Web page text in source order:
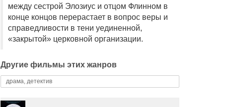
между сестрой Элозиус и отцом Флинном в
конце концов перерастает в вопрос веры и
справедливости в тени уединенной,
«закрытой» церковной организации.
Другие фильмы этих жанров
драма, детектив